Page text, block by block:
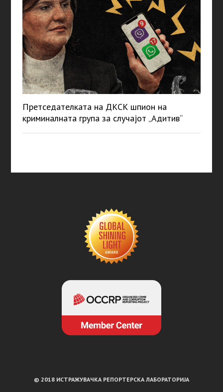
Претседателката на ДКСК шпион на
криминалната група за случајот „Адитив“
© 2018 ИСТРАЖУВАЧКА РЕПОРТЕРСКА ЛАБОРАТОРИЈА